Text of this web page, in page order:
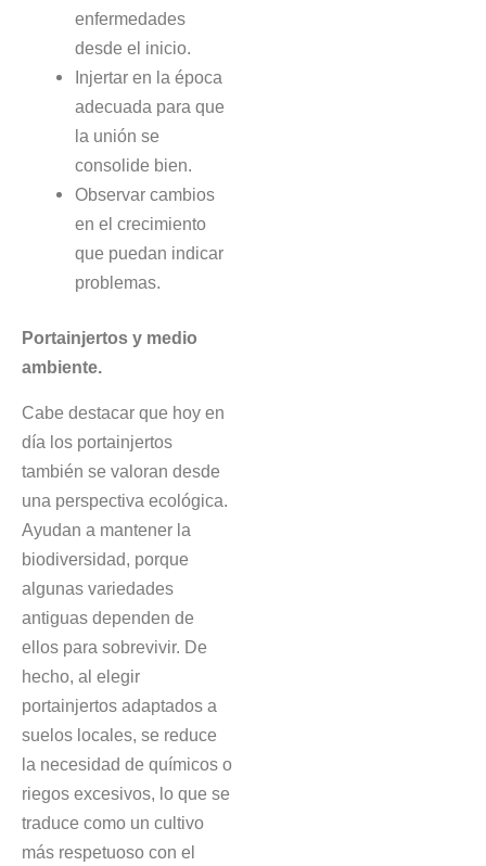
enfermedades
desde el inicio.
Injertar en la época
adecuada para que
la unión se
consolide bien.
Observar cambios
en el crecimiento
que puedan indicar
problemas.
Portainjertos y medio
ambiente.
Cabe destacar que hoy en
día los portainjertos
también se valoran desde
una perspectiva ecológica.
Ayudan a mantener la
biodiversidad, porque
algunas variedades
antiguas dependen de
ellos para sobrevivir. De
hecho, al elegir
portainjertos adaptados a
suelos locales, se reduce
la necesidad de químicos o
riegos excesivos, lo que se
traduce como un cultivo
más respetuoso con el